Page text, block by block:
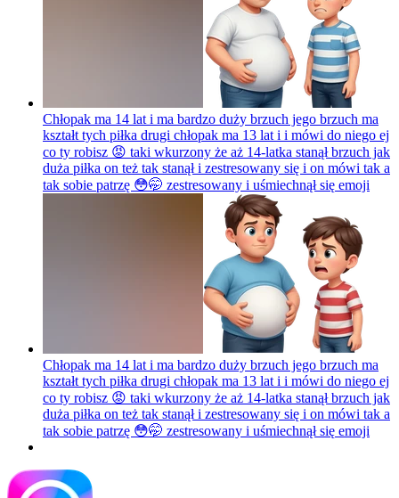
Chłopak ma 14 lat i ma bardzo duży brzuch jego brzuch ma
kształt tych piłka drugi chłopak ma 13 lat i i mówi do niego ej
co ty robisz 😡 taki wkurzony że aż 14-latka stanął brzuch jak
duża piłka on też tak stanął i zestresowany się i on mówi tak a
tak sobie patrzę 😳🤭 zestresowany i uśmiechnął się emoji
Chłopak ma 14 lat i ma bardzo duży brzuch jego brzuch ma
kształt tych piłka drugi chłopak ma 13 lat i i mówi do niego ej
co ty robisz 😡 taki wkurzony że aż 14-latka stanął brzuch jak
duża piłka on też tak stanął i zestresowany się i on mówi tak a
tak sobie patrzę 😳🤭 zestresowany i uśmiechnął się emoji